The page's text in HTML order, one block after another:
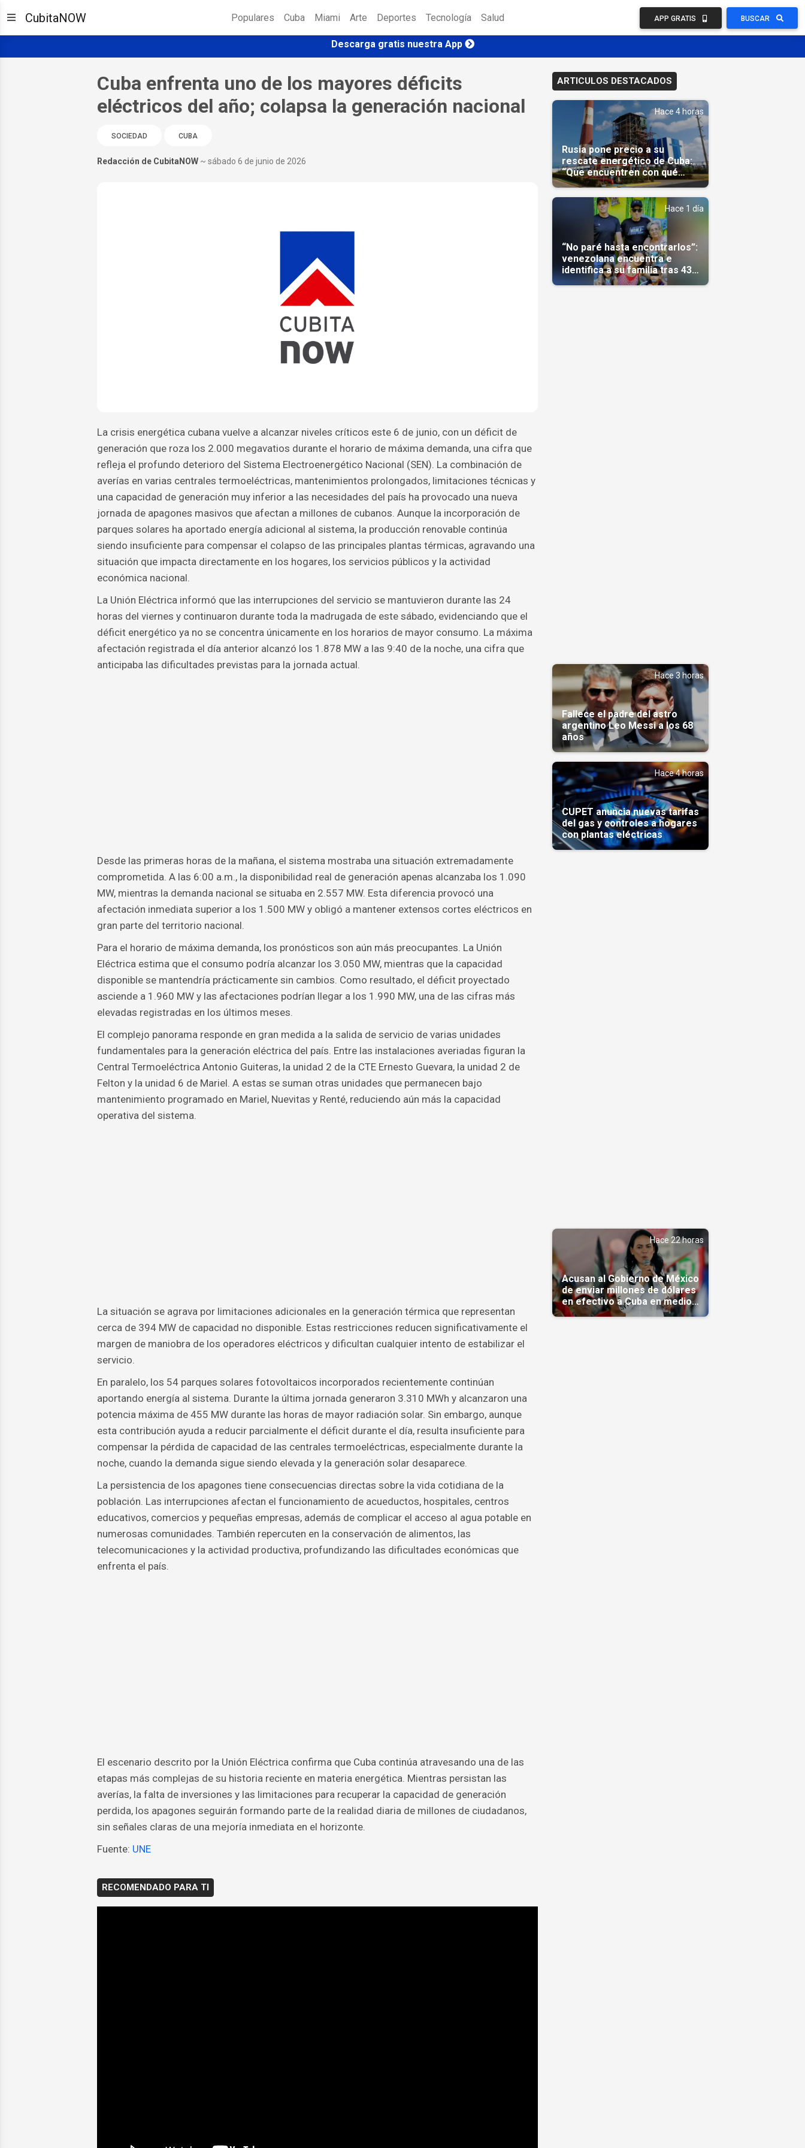
CubitaNOW Populares Cuba Miami Arte Deportes Tecnología Salud APP GRATIS BUSCAR
Descarga gratis nuestra App
Cuba enfrenta uno de los mayores déficits
eléctricos del año; colapsa la generación nacional
SOCIEDAD CUBA
Redacción de CubitaNOW ~ sábado 6 de junio de 2026
La crisis energética cubana vuelve a alcanzar niveles críticos este 6 de junio, con un déficit de
generación que roza los 2.000 megavatios durante el horario de máxima demanda, una cifra que
refleja el profundo deterioro del Sistema Electroenergético Nacional (SEN). La combinación de
averías en varias centrales termoeléctricas, mantenimientos prolongados, limitaciones técnicas y
una capacidad de generación muy inferior a las necesidades del país ha provocado una nueva
jornada de apagones masivos que afectan a millones de cubanos. Aunque la incorporación de
parques solares ha aportado energía adicional al sistema, la producción renovable continúa
siendo insuficiente para compensar el colapso de las principales plantas térmicas, agravando una
situación que impacta directamente en los hogares, los servicios públicos y la actividad
económica nacional.
La Unión Eléctrica informó que las interrupciones del servicio se mantuvieron durante las 24
horas del viernes y continuaron durante toda la madrugada de este sábado, evidenciando que el
déficit energético ya no se concentra únicamente en los horarios de mayor consumo. La máxima
afectación registrada el día anterior alcanzó los 1.878 MW a las 9:40 de la noche, una cifra que
anticipaba las dificultades previstas para la jornada actual.
Desde las primeras horas de la mañana, el sistema mostraba una situación extremadamente
comprometida. A las 6:00 a.m., la disponibilidad real de generación apenas alcanzaba los 1.090
MW, mientras la demanda nacional se situaba en 2.557 MW. Esta diferencia provocó una
afectación inmediata superior a los 1.500 MW y obligó a mantener extensos cortes eléctricos en
gran parte del territorio nacional.
Para el horario de máxima demanda, los pronósticos son aún más preocupantes. La Unión
Eléctrica estima que el consumo podría alcanzar los 3.050 MW, mientras que la capacidad
disponible se mantendría prácticamente sin cambios. Como resultado, el déficit proyectado
asciende a 1.960 MW y las afectaciones podrían llegar a los 1.990 MW, una de las cifras más
elevadas registradas en los últimos meses.
El complejo panorama responde en gran medida a la salida de servicio de varias unidades
fundamentales para la generación eléctrica del país. Entre las instalaciones averiadas figuran la
Central Termoeléctrica Antonio Guiteras, la unidad 2 de la CTE Ernesto Guevara, la unidad 2 de
Felton y la unidad 6 de Mariel. A estas se suman otras unidades que permanecen bajo
mantenimiento programado en Mariel, Nuevitas y Renté, reduciendo aún más la capacidad
operativa del sistema.
La situación se agrava por limitaciones adicionales en la generación térmica que representan
cerca de 394 MW de capacidad no disponible. Estas restricciones reducen significativamente el
margen de maniobra de los operadores eléctricos y dificultan cualquier intento de estabilizar el
servicio.
En paralelo, los 54 parques solares fotovoltaicos incorporados recientemente continúan
aportando energía al sistema. Durante la última jornada generaron 3.310 MWh y alcanzaron una
potencia máxima de 455 MW durante las horas de mayor radiación solar. Sin embargo, aunque
esta contribución ayuda a reducir parcialmente el déficit durante el día, resulta insuficiente para
compensar la pérdida de capacidad de las centrales termoeléctricas, especialmente durante la
noche, cuando la demanda sigue siendo elevada y la generación solar desaparece.
La persistencia de los apagones tiene consecuencias directas sobre la vida cotidiana de la
población. Las interrupciones afectan el funcionamiento de acueductos, hospitales, centros
educativos, comercios y pequeñas empresas, además de complicar el acceso al agua potable en
numerosas comunidades. También repercuten en la conservación de alimentos, las
telecomunicaciones y la actividad productiva, profundizando las dificultades económicas que
enfrenta el país.
El escenario descrito por la Unión Eléctrica confirma que Cuba continúa atravesando una de las
etapas más complejas de su historia reciente en materia energética. Mientras persistan las
averías, la falta de inversiones y las limitaciones para recuperar la capacidad de generación
perdida, los apagones seguirán formando parte de la realidad diaria de millones de ciudadanos,
sin señales claras de una mejoría inmediata en el horizonte.
Fuente: UNE
RECOMENDADO PARA TI
ARTICULOS DESTACADOS
Hace 4 horas
Rusia pone precio a su
rescate energético de Cuba:
“Que encuentren con qué
pagarnos”
Hace 1 día
“No paré hasta encontrarlos”:
venezolana encuentra e
identifica a su familia tras 43
días del terremoto
Hace 3 horas
Fallece el padre del astro
argentino Leo Messi a los 68
años
Hace 4 horas
CUPET anuncia nuevas tarifas
del gas y controles a hogares
con plantas eléctricas
Hace 22 horas
Acusan al Gobierno de México
de enviar millones de dólares
en efectivo a Cuba en medio
de la crisis de la Isla